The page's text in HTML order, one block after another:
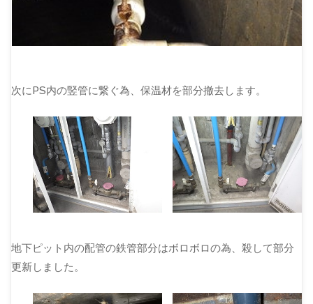
次にPS内の竪管に繋ぐ為、保温材を部分撤去します。
地下ピット内の配管の鉄管部分はボロボロの為、殺して部分
更新しました。